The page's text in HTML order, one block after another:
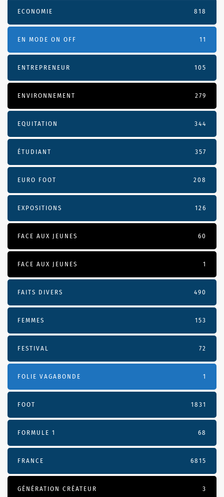
ECONOMIE 818
EN MODE ON OFF 11
ENTREPRENEUR 105
ENVIRONNEMENT 279
EQUITATION 344
ÉTUDIANT 357
EURO FOOT 208
EXPOSITIONS 126
FACE AUX JEUNES 60
FACE AUX JEUNES 1
FAITS DIVERS 490
FEMMES 153
FESTIVAL 72
FOLIE VAGABONDE 1
FOOT 1831
FORMULE 1 68
FRANCE 6815
GÉNÉRATION CRÉATEUR 3